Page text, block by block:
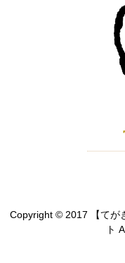
Copyright © 2017 【てが
ト